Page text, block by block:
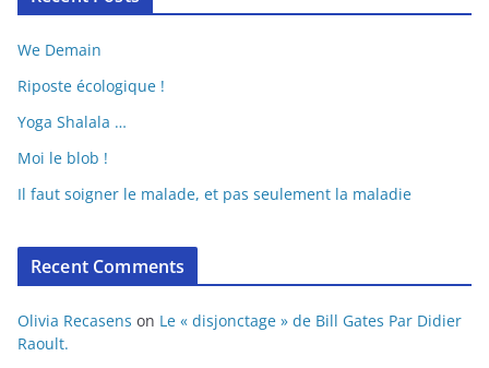
We Demain
Riposte écologique !
Yoga Shalala …
Moi le blob !
Il faut soigner le malade, et pas seulement la maladie
Recent Comments
Olivia Recasens on Le « disjonctage » de Bill Gates Par Didier
Raoult.